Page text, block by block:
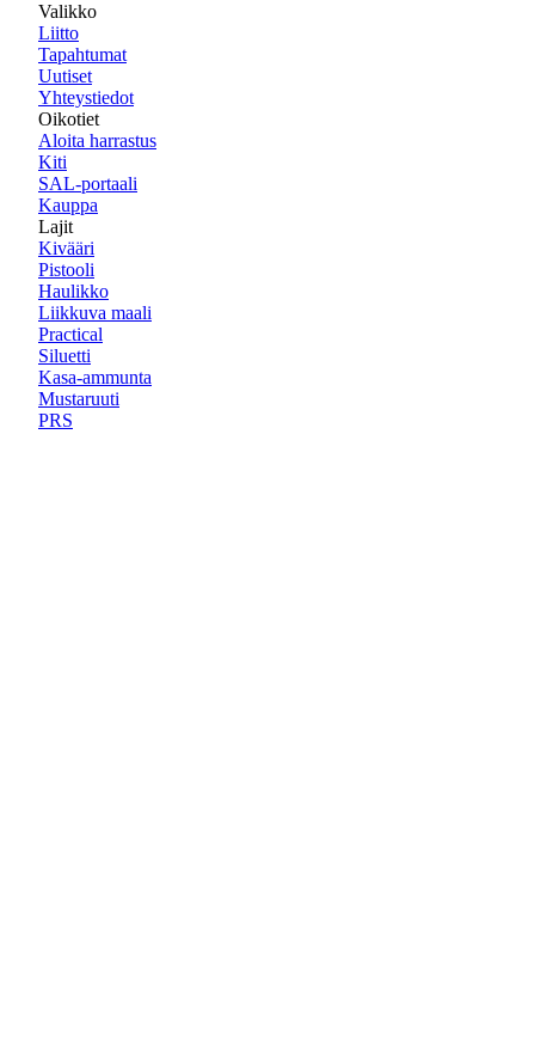
Valikko
Liitto
Tapahtumat
Uutiset
Yhteystiedot
Oikotiet
Aloita harrastus
Kiti
SAL-portaali
Kauppa
Lajit
Kivääri
Pistooli
Haulikko
Liikkuva maali
Practical
Siluetti
Kasa-ammunta
Mustaruuti
PRS